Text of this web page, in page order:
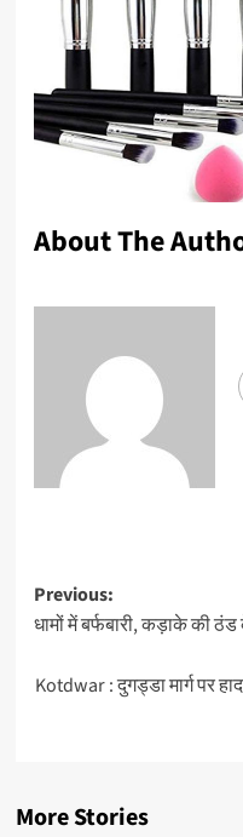
About The
Previous:
धामों में बर्फबारी, कड़ाके की
Kotdwar : दुगड्डा मार्ग पर
More Stories